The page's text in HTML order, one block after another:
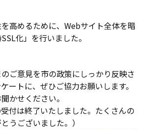
高めるために、Webサイト全体を暗
化」を行いました。
ご意見を市の政策にしっかり反映さ
ートに、ぜひご協力お願いします。
かせください。
受付は終了いたしました。たくさんの
うございました。）